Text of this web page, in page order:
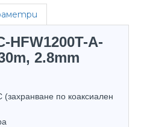
HFW1200T-A-
2.8mm
(захранване по коаксиален